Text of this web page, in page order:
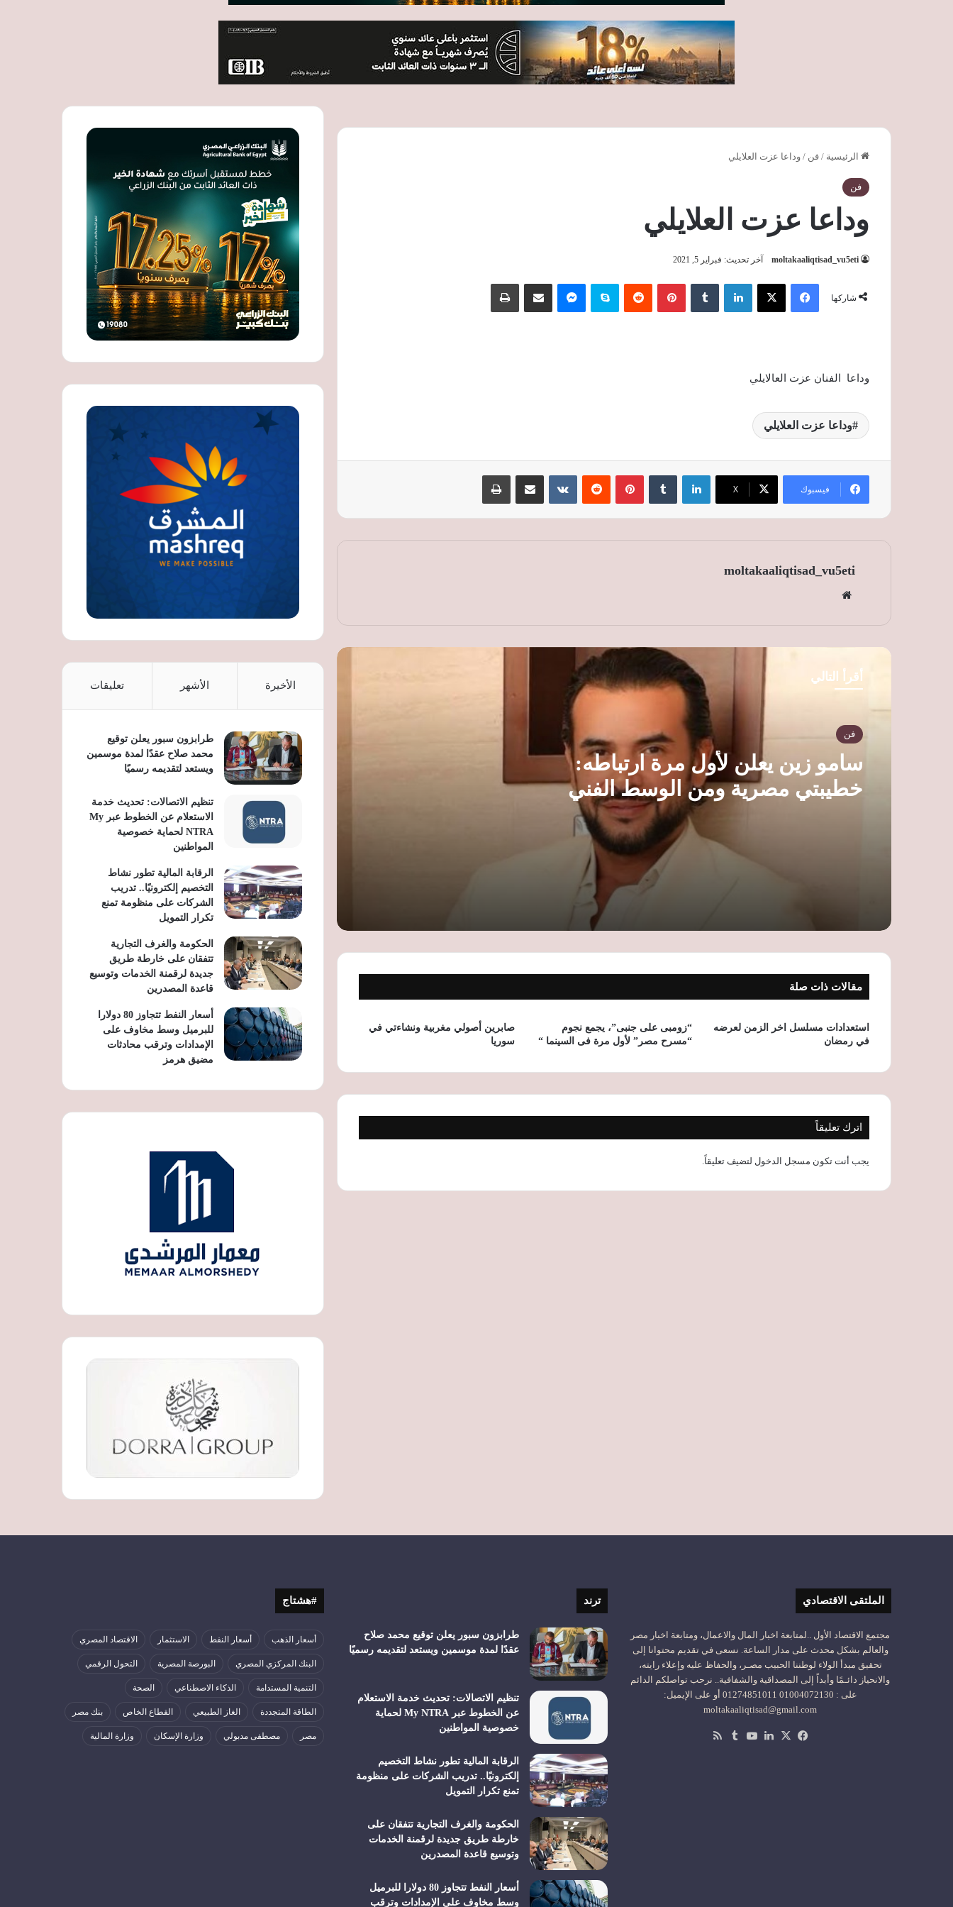
الرئيسية / فن / وداعا عزت العلايلي
فن
وداعا عزت العلايلي
moltakaaliqtisad_vu5eti آخر تحديث: فبراير 5, 2021
شاركها
فيسبوك ‫X لينكدإن بينتيريست سكايب
وداعا الفنان عزت العالايلي
وداعا عزت العلايلي
فيسبوك ‫X
لينكدإن بينتيريست
moltakaaliqtisad_vu5eti
الوي
ب
أقرأ التالي
فن
سامو زين يعلن لأول مرة ارتباطه:
خطيبتي مصرية ومن الوسط الفني
سامو زين يعلن لأول مرة ارتباطه: خطيبتي
مصرية ومن الوسط الفني
والونس.. وحاكم الشارقة صاحب فضل كبير
4 فنانين رحلوا بعد مشاركتهم في المسلسل
مي عمر بقميص منتخب مصر تخطف الأنظار
في مصر
دبي وتستعد لإحياء 3 حفلات في مصر
مقالات ذات صلة
استعدادات مسلسل اخر الزمن لعرضه
في رمضان
“زومبى على جنبى”، يجمع نجوم
“مسرح مصر” لأول مرة فى السينما “
صابرين أصولي مغربية ونشاءتي في
سوريا
اترك تعليقاً
يجب أنت تكون مسجل الدخول لتضيف تعليقاً.
الأخيرة الأشهر تعليقات
طرابزون سبور يعلن توقيع
محمد صلاح عقدًا لمدة موسمين
ويستعد لتقديمه رسميًا
تنظيم الاتصالات: تحديث خدمة
الاستعلام عن الخطوط عبر My
NTRA لحماية خصوصية
المواطنين
الرقابة المالية تطور نشاط
التخصيم إلكترونيًا.. تدريب
الشركات على منظومة تمنع
تكرار التمويل
الحكومة والغرف التجارية
تتفقان على خارطة طريق
جديدة لرقمنة الخدمات وتوسيع
قاعدة المصدرين
أسعار النفط تتجاوز 80 دولارا
للبرميل وسط مخاوف على
الإمدادات وترقب محادثات
مضيق هرمز
الملتقى الاقتصادي
مجتمع الاقتصاد الأول ..لمتابعة اخبار المال والاعمال، ومتابعة اخبار مصر
والعالم بشكل محدث على مدار الساعة. نسعى في تقديم محتوانا إلى
تحقيق مبدأ الولاء لوطننا الحبيب مصـر، والحفاظ عليه وإعلاء رايته،
والانحياز دائـمًا وأبداً إلى المصداقية والشفافية.. نرحب تواصلكم الدائم
على : 01004072130 01274851011 أو على الإيميل:
moltakaaliqtisad@gmail.com
فيسبوك
‫X لينكدإن‫YouTube
ترند
طرابزون سبور يعلن توقيع محمد صلاح
عقدًا لمدة موسمين ويستعد لتقديمه رسميًا
تنظيم الاتصالات: تحديث خدمة الاستعلام
عن الخطوط عبر My NTRA لحماية
خصوصية المواطنين
الرقابة المالية تطور نشاط التخصيم
إلكترونيًا.. تدريب الشركات على منظومة
تمنع تكرار التمويل
الحكومة والغرف التجارية تتفقان على
خارطة طريق جديدة لرقمنة الخدمات
وتوسيع قاعدة المصدرين
أسعار النفط تتجاوز 80 دولارا للبرميل
وسط مخاوف على الإمدادات وترقب
#هشتاج
أسعار الذهب أسعار النفط الاستثمار الاقتصاد المصري
البنك المركزي المصري البورصة المصرية التحول الرقمي
التنمية المستدامة الذكاء الاصطناعي الصحة
الطاقة المتجددة الغاز الطبيعي القطاع الخاص بنك مصر
مصر مصطفى مدبولي وزارة الإسكان وزارة المالية